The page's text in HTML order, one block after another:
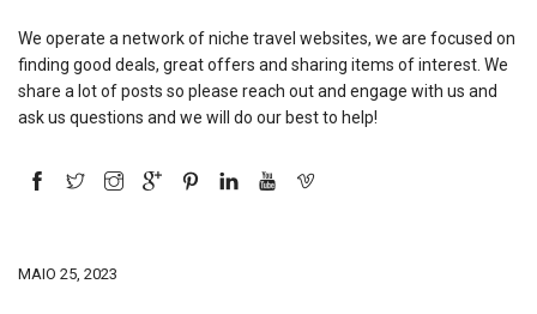
We operate a network of niche travel websites, we are focused on
finding good deals, great offers and sharing items of interest. We
share a lot of posts so please reach out and engage with us and
ask us questions and we will do our best to help!
MAIO 25, 2023